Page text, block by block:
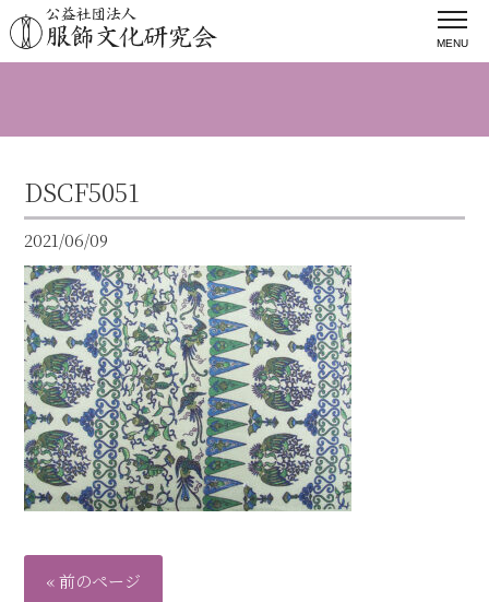
MENU
DSCF5051
2021/06/09
« 前のページ